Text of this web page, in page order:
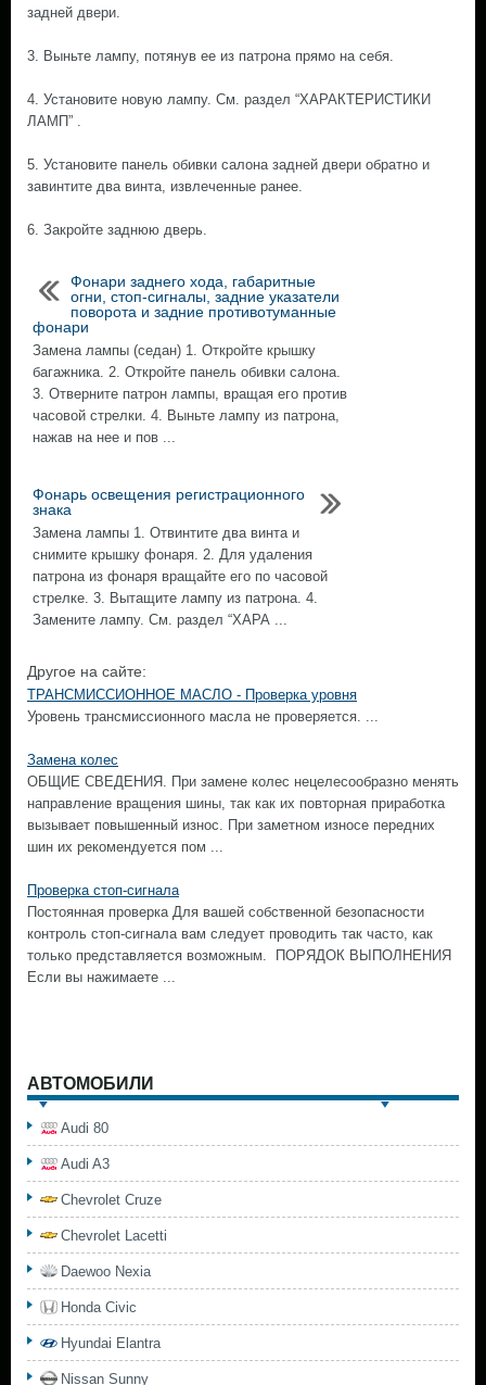
задней двери.
3. Выньте лампу, потянув ее из патрона прямо на себя.
4. Установите новую лампу. См. раздел “ХАРАКТЕРИСТИКИ
ЛАМП” .
5. Установите панель обивки салона задней двери обратно и
завинтите два винта, извлеченные ранее.
6. Закройте заднюю дверь.
Фонари заднего хода, габаритные
огни, стоп-сигналы, задние указатели
поворота и задние противотуманные
фонари
Замена лампы (седан) 1. Откройте крышку
багажника. 2. Откройте панель обивки салона.
3. Отверните патрон лампы, вращая его против
часовой стрелки. 4. Выньте лампу из патрона,
нажав на нее и пов ...
Фонарь освещения регистрационного
знака
Замена лампы 1. Отвинтите два винта и
снимите крышку фонаря. 2. Для удаления
патрона из фонаря вращайте его по часовой
стрелке. 3. Вытащите лампу из патрона. 4.
Замените лампу. См. раздел “ХАРА ...
Другое на сайте:
ТРАНСМИССИОННОЕ МАСЛО - Проверка уровня
Уровень трансмиссионного масла не проверяется. ...
Замена колес
ОБЩИЕ СВЕДЕНИЯ. При замене колес нецелесообразно менять
направление вращения шины, так как их повторная приработка
вызывает повышенный износ. При заметном износе передних
шин их рекомендуется пом ...
Проверка стоп-сигнала
Постоянная проверка Для вашей собственной безопасности
контроль стоп-сигнала вам следует проводить так часто, как
только представляется возможным. ПОРЯДОК ВЫПОЛНЕНИЯ
Если вы нажимаете ...
АВТОМОБИЛИ
Audi 80
Audi A3
Chevrolet Cruze
Chevrolet Lacetti
Daewoo Nexia
Honda Civic
Hyundai Elantra
Nissan Sunny